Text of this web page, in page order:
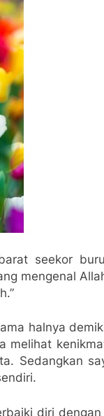
seekor
mengenal
halnya
melihat
Sedangkan
diri